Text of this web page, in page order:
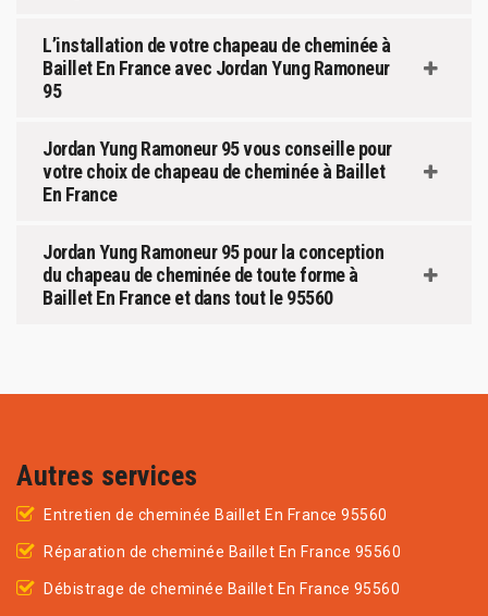
L’installation de votre chapeau de cheminée à
Baillet En France avec Jordan Yung Ramoneur
95
Jordan Yung Ramoneur 95 vous conseille pour
votre choix de chapeau de cheminée à Baillet
En France
Jordan Yung Ramoneur 95 pour la conception
du chapeau de cheminée de toute forme à
Baillet En France et dans tout le 95560
Autres services
Entretien de cheminée Baillet En France 95560
Réparation de cheminée Baillet En France 95560
Débistrage de cheminée Baillet En France 95560